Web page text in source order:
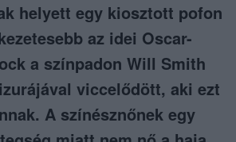
helyett egy kiosztott pofon
az idei Oscar-
a színpadon Will Smith
viccelődött, aki ezt
A színésznőnek egy